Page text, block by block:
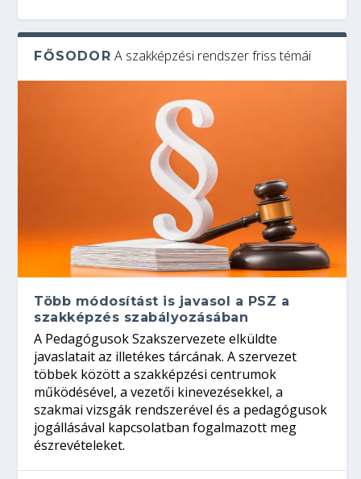
FŐSODOR A szakképzési rendszer friss témái
Több módosítást is javasol a PSZ a
szakképzés szabályozásában
A Pedagógusok Szakszervezete elküldte
javaslatait az illetékes tárcának. A szervezet
többek között a szakképzési centrumok
működésével, a vezetői kinevezésekkel, a
szakmai vizsgák rendszerével és a pedagógusok
jogállásával kapcsolatban fogalmazott meg
észrevételeket.